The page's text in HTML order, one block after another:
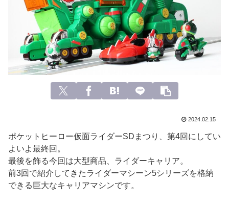
2024.02.15
ポケットヒーロー仮面ライダーSDまつり、第4回にしてい
よいよ最終回。
最後を飾る今回は大型商品、ライダーキャリア。
前3回で紹介してきたライダーマシーン5シリーズを格納
できる巨大なキャリアマシンです。